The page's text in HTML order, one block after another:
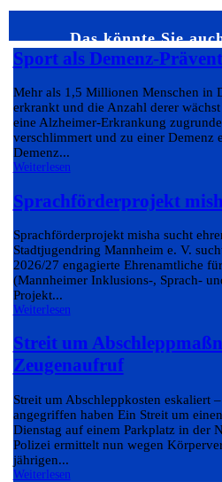
Das könnte Sie
Sport als Demenz-
Mehr als 1,5 Millionen Menschen in
erkrankt und die Anzahl derer
eine Alzheimer-Erkrankung
verschlimmert und zu einer Demenz
Demenz...
Weiterlesen
Sprachförderprojekt
Sprachförderprojekt misha sucht
Stadtjugendring Mannheim e. V.
2026/27 engagierte Ehrenamtliche
(Mannheimer Inklusions-, Sprach-
Projekt...
Weiterlesen
Streit um
Zeugenaufruf
Streit um Abschleppkosten eskaliert
angegriffen haben Ein Streit um
Dienstag auf einem Parkplatz in der
Polizei ermittelt nun wegen
jährigen...
Weiterlesen